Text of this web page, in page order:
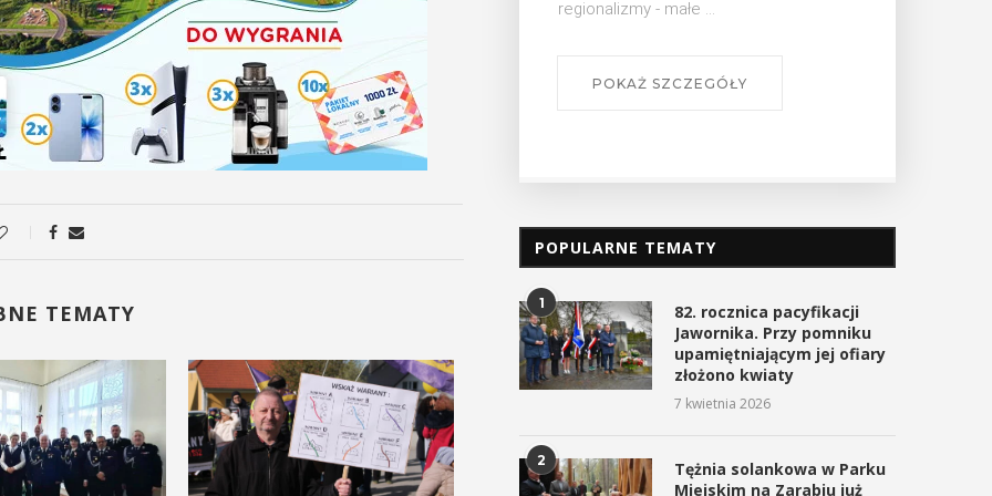
TEMATY
POKAŻ SZCZEGÓŁY
regionalizmy - małe ...
POKAŻ SZCZEGÓŁY
POPULARNE TEMATY
1
82. rocznica pacyfikacji
Jawornika. Przy pomniku
upamiętniającym jej ofiary
złożono kwiaty
7 kwietnia 2026
2
Tężnia solankowa w Parku
Miejskim na Zarabiu już